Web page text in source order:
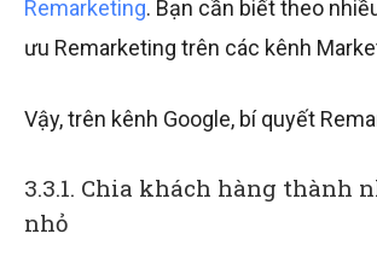
Remarketing. Bạn cần biết theo
ưu Remarketing trên các kênh
Vậy, trên kênh Google, bí quyết
3.3.1. Chia khách hàng thành
nhỏ